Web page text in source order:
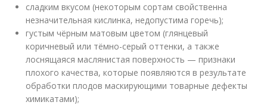
сладким вкусом (некоторым сортам свойственна
незначительная кислинка, недопустима горечь);
густым чёрным матовым цветом (глянцевый
коричневый или тёмно-серый оттенки, а также
лоснящаяся маслянистая поверхность — признаки
плохого качества, которые появляются в результате
обработки плодов маскирующими товарные дефекты
химикатами);